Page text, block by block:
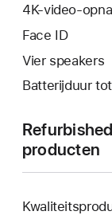
4K-video-
Face ID
Vier speakers
Batterijduur
producten